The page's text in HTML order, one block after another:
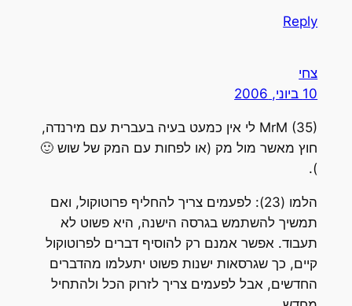
Reply
צחי
10 ביוני, 2006
MrM (35) לי אין כמעט בעיה בעברית עם מירנדה,
חוץ מאשר מול מק (או לפחות עם המק של שוש 🙂
).
הלמו (23): לפעמים צריך להחליף פרוטוקול, ואם
תמשיך להשתמש בגרסה הישנה, היא פשוט לא
תעבוד. אפשר אמנם רק להוסיף דברים לפרוטוקול
קיים, כך שגרסאות ישנות פשוט יתעלמו מהדברים
החדשים, אבל לפעמים צריך לזרוק הכל ולהתחיל